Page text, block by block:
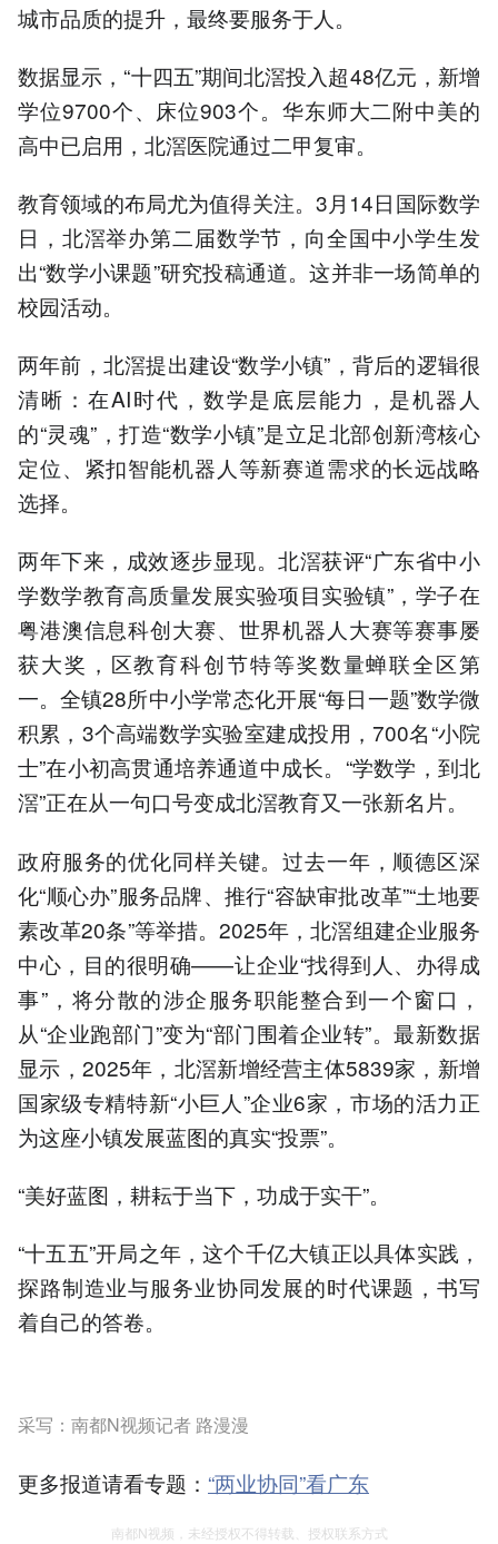
城市品质的提升，最终要服务于人。
数据显示，“十四五”期间北滘投入超48亿元，新增
学位9700个、床位903个。华东师大二附中美的
高中已启用，北滘医院通过二甲复审。
教育领域的布局尤为值得关注。3月14日国际数学
日，北滘举办第二届数学节，向全国中小学生发
出“数学小课题”研究投稿通道。这并非一场简单的
校园活动。
两年前，北滘提出建设“数学小镇”，背后的逻辑很
清晰：在AI时代，数学是底层能力，是机器人
的“灵魂”，打造“数学小镇”是立足北部创新湾核心
定位、紧扣智能机器人等新赛道需求的长远战略
选择。
两年下来，成效逐步显现。北滘获评“广东省中小
学数学教育高质量发展实验项目实验镇”，学子在
粤港澳信息科创大赛、世界机器人大赛等赛事屡
获大奖，区教育科创节特等奖数量蝉联全区第
一。全镇28所中小学常态化开展“每日一题”数学微
积累，3个高端数学实验室建成投用，700名“小院
士”在小初高贯通培养通道中成长。“学数学，到北
滘”正在从一句口号变成北滘教育又一张新名片。
政府服务的优化同样关键。过去一年，顺德区深
化“顺心办”服务品牌、推行“容缺审批改革”“土地要
素改革20条”等举措。2025年，北滘组建企业服务
中心，目的很明确——让企业“找得到人、办得成
事”，将分散的涉企服务职能整合到一个窗口，
从“企业跑部门”变为“部门围着企业转”。最新数据
显示，2025年，北滘新增经营主体5839家，新增
国家级专精特新“小巨人”企业6家，市场的活力正
为这座小镇发展蓝图的真实“投票”。
“美好蓝图，耕耘于当下，功成于实干”。
“十五五”开局之年，这个千亿大镇正以具体实践，
探路制造业与服务业协同发展的时代课题，书写
着自己的答卷。
采写：南都N视频记者 路漫漫
更多报道请看专题： “两业协同”看广东
南都N视频，未经授权不得转载、授权联系方式